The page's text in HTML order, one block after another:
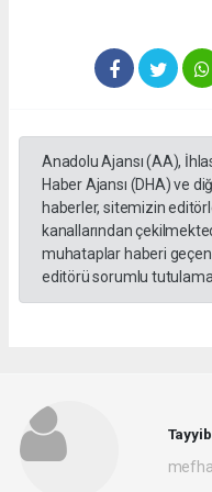
Anadolu Ajansı (AA),
Haber Ajansı (DHA) ve
haberler, sitemizin
kanallarından
muhataplar haberi
editörü sorumlu